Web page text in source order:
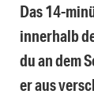
Das 14-
innerhalb
du an dem
er aus